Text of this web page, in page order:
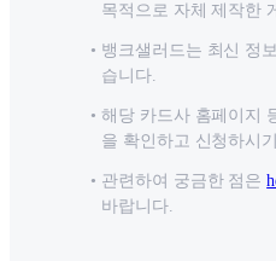
목적으로 자체 제작한
뱅크샐러드는 최신 정
습니다.
해당 카드사 홈페이지
을 확인하고 신청하시
관련하여 궁금한 점은
바랍니다.